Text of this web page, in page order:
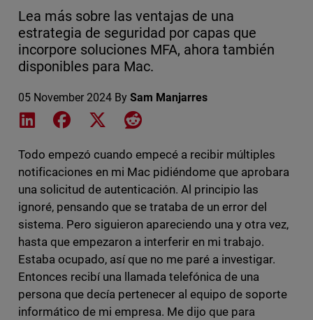
Lea más sobre las ventajas de una
estrategia de seguridad por capas que
incorpore soluciones MFA, ahora también
disponibles para Mac.
05 November 2024 By Sam Manjarres
Share on LinkedIn
Share on Facebook
Share on XShare on Reddit
Todo empezó cuando empecé a recibir múltiples
notificaciones en mi Mac pidiéndome que aprobara
una solicitud de autenticación. Al principio las
ignoré, pensando que se trataba de un error del
sistema. Pero siguieron apareciendo una y otra vez,
hasta que empezaron a interferir en mi trabajo.
Estaba ocupado, así que no me paré a investigar.
Entonces recibí una llamada telefónica de una
persona que decía pertenecer al equipo de soporte
informático de mi empresa. Me dijo que para